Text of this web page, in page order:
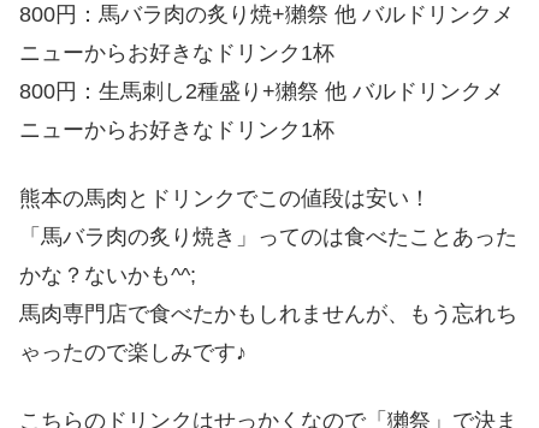
800円：馬バラ肉の炙り焼+獺祭 他 バルドリンクメ
ニューからお好きなドリンク1杯
800円：生馬刺し2種盛り+獺祭 他 バルドリンクメ
ニューからお好きなドリンク1杯
熊本の馬肉とドリンクでこの値段は安い！
「馬バラ肉の炙り焼き」ってのは食べたことあった
かな？ないかも^^;
馬肉専門店で食べたかもしれませんが、もう忘れち
ゃったので楽しみです♪
こちらのドリンクはせっかくなので「獺祭」で決ま